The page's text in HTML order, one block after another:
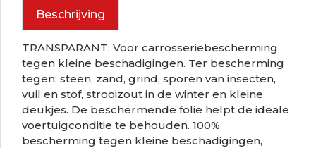
Beschrijving
TRANSPARANT: Voor carrosseriebescherming
tegen kleine beschadigingen. Ter bescherming
tegen: steen, zand, grind, sporen van insecten,
vuil en stof, strooizout in de winter en kleine
deukjes. De beschermende folie helpt de ideale
voertuigconditie te behouden. 100%
bescherming tegen kleine beschadigingen,